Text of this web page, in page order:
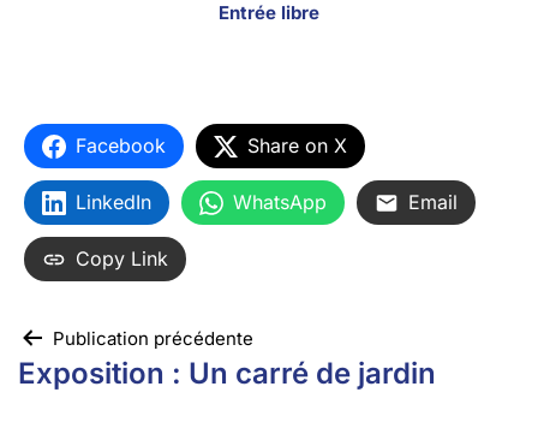
Entrée libre
Facebook Share on X
LinkedIn WhatsApp Email
Copy Link
Publication précédente
Exposition : Un carré de jardin